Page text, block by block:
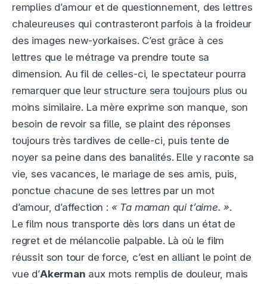
remplies d’amour et de questionnement, des lettres
chaleureuses qui contrasteront parfois à la froideur
des images new-yorkaises. C’est grâce à ces
lettres que le métrage va prendre toute sa
dimension. Au fil de celles-ci, le spectateur pourra
remarquer que leur structure sera toujours plus ou
moins similaire. La mère exprime son manque, son
besoin de revoir sa fille, se plaint des réponses
toujours très tardives de celle-ci, puis tente de
noyer sa peine dans des banalités. Elle y raconte sa
vie, ses vacances, le mariage de ses amis, puis,
ponctue chacune de ses lettres par un mot
d’amour, d’affection : « Ta maman qui t’aime. ».
Le film nous transporte dès lors dans un état de
regret et de mélancolie palpable. Là où le film
réussit son tour de force, c’est en alliant le point de
vue d’Akerman aux mots remplis de douleur, mais